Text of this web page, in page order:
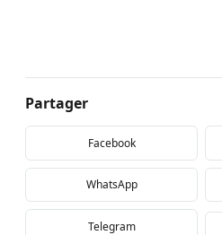
Partager
Facebook
WhatsApp
Telegram